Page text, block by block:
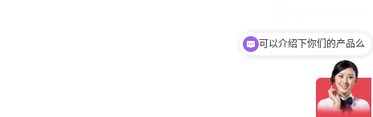
可以介绍下你们的产品么